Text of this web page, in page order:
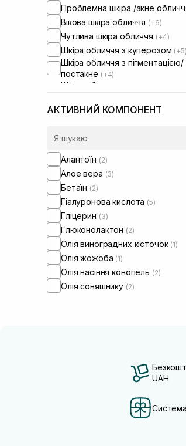
Проблемна шкіра /акне
Вікова шкіра обличчя (+6)
Чутлива шкіра обличчя (+4)
Шкіра обличчя з куперозом (+5)
Шкіра обличчя з пігментацією/
постакне (+4)
Шкіра обличчя з розширеними
порами
Шкіра обличчя з порушеним
мікробіомом
АКТИВНИЙ КОМПОНЕНТ
Алантоїн (2)
Алое вера (3)
Бетаїн (2)
Гіалуронова кислота (5)
Гліцерин (3)
Глюконолактон (2)
Олія виноградних кісточок (1)
Олія жожоба (1)
Олія насіння конопель (2)
Олія соняшнику (2)
UAH